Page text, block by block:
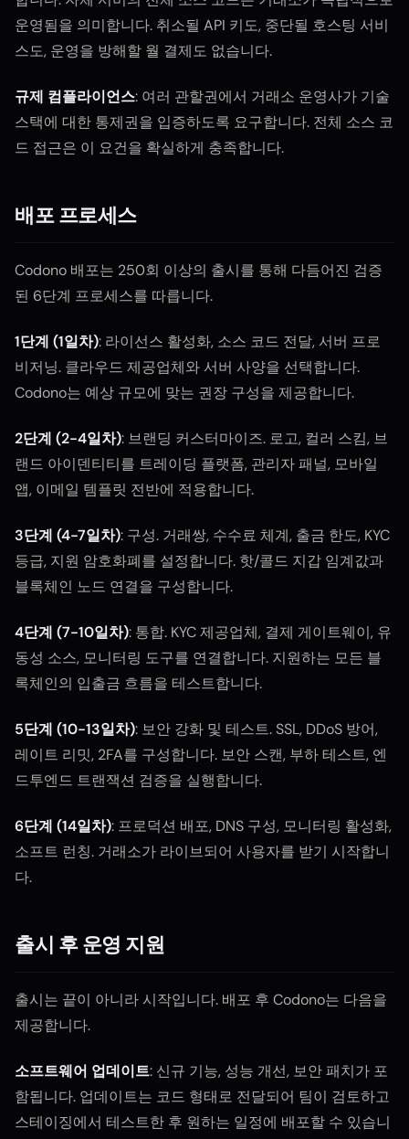
운영됨을 의미합니다. 취소될 API 키도, 중단될 호스팅 서비
스도, 운영을 방해할 월 결제도 없습니다.
규제 컴플라이언스: 여러 관할권에서 거래소 운영사가 기술
스택에 대한 통제권을 입증하도록 요구합니다. 전체 소스 코
드 접근은 이 요건을 확실하게 충족합니다.
배포 프로세스
Codono 배포는 250회 이상의 출시를 통해 다듬어진 검증
된 6단계 프로세스를 따릅니다.
1단계 (1일차): 라이선스 활성화, 소스 코드 전달, 서버 프로
비저닝. 클라우드 제공업체와 서버 사양을 선택합니다.
Codono는 예상 규모에 맞는 권장 구성을 제공합니다.
2단계 (2-4일차): 브랜딩 커스터마이즈. 로고, 컬러 스킴, 브
랜드 아이덴티티를 트레이딩 플랫폼, 관리자 패널, 모바일
앱, 이메일 템플릿 전반에 적용합니다.
3단계 (4-7일차): 구성. 거래쌍, 수수료 체계, 출금 한도, KYC
등급, 지원 암호화폐를 설정합니다. 핫/콜드 지갑 임계값과
블록체인 노드 연결을 구성합니다.
4단계 (7-10일차): 통합. KYC 제공업체, 결제 게이트웨이, 유
동성 소스, 모니터링 도구를 연결합니다. 지원하는 모든 블
록체인의 입출금 흐름을 테스트합니다.
5단계 (10-13일차): 보안 강화 및 테스트. SSL, DDoS 방어,
레이트 리밋, 2FA를 구성합니다. 보안 스캔, 부하 테스트, 엔
드투엔드 트랜잭션 검증을 실행합니다.
6단계 (14일차): 프로덕션 배포, DNS 구성, 모니터링 활성화,
소프트 런칭. 거래소가 라이브되어 사용자를 받기 시작합니
다.
출시 후 운영 지원
출시는 끝이 아니라 시작입니다. 배포 후 Codono는 다음을
제공합니다.
소프트웨어 업데이트: 신규 기능, 성능 개선, 보안 패치가 포
함됩니다. 업데이트는 코드 형태로 전달되어 팀이 검토하고
스테이징에서 테스트한 후 원하는 일정에 배포할 수 있습니